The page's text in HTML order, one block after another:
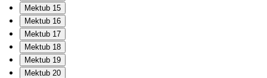
Mektub 15
Mektub 16
Mektub 17
Mektub 18
Mektub 19
Mektub 20